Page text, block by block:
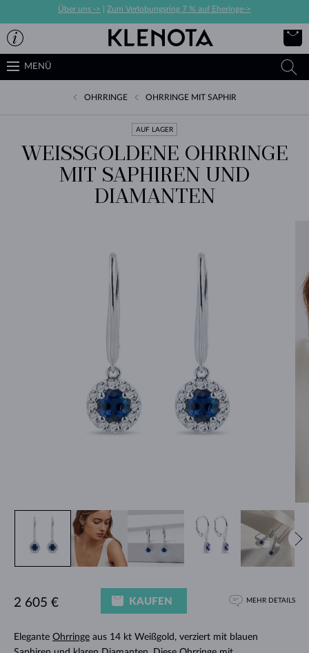
Über uns -> Zum Verlobungsring 7 % auf Eheringe->
MENÜ
OHRRINGE OHRRINGE MIT SAPHIR
AUF LAGER
WEISSGOLDENE OHRRINGE M
IT SAPHIREN UND D
IAMANTEN
Elegante Ohrringeaus 14 kt Weißgold, verziert mit blauen
2 605 € KAUFEN MEHR DETAILS